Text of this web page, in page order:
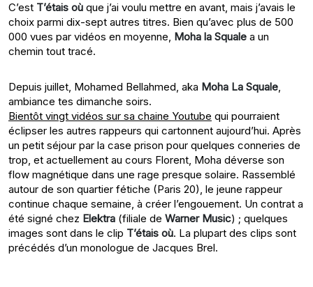
C’est T’étais où que j’ai voulu mettre en avant, mais j’avais le
choix parmi dix-sept autres titres. Bien qu’avec plus de 500
000 vues par vidéos en moyenne, Moha la Squale a un
chemin tout tracé.
Depuis juillet, Mohamed Bellahmed, aka Moha La Squale,
ambiance tes dimanche soirs.
Bientôt vingt vidéos sur sa chaine Youtube qui pourraient
éclipser les autres rappeurs qui cartonnent aujourd’hui. Après
un petit séjour par la case prison pour quelques conneries de
trop, et actuellement au cours Florent, Moha déverse son
flow magnétique dans une rage presque solaire. Rassemblé
autour de son quartier fétiche (Paris 20), le jeune rappeur
continue chaque semaine, à créer l’engouement. Un contrat a
été signé chez Elektra (filiale de Warner Music) ; quelques
images sont dans le clip T’étais où. La plupart des clips sont
précédés d’un monologue de Jacques Brel.